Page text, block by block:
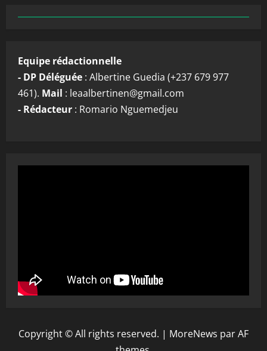
Equipe rédactionnelle
- DP Déléguée : Albertine Guedia (+237 679 977
461). Mail : leaalbertinen@gmail.com
- Rédacteur : Romario Nguemedjeu
Copyright © All rights reserved. | MoreNews par AF